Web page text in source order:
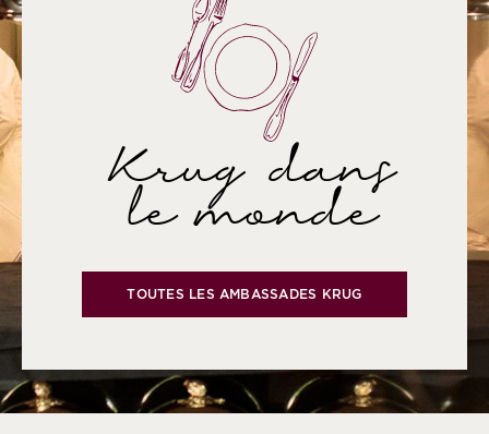
Krug dans
le monde
TOUTES LES AMBASSADES KRUG